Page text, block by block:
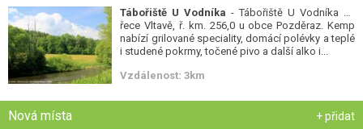
Tábořiště U Vodníka - Tábořiště U Vodníka na
řece Vltavě, ř. km. 256,0 u obce Pozděraz. Kemp
nabízí grilované speciality, domácí polévky a teplé
i studené pokrmy, točené pivo a další alko i...
Vzdálenost: 3km
Nová místa + přidat